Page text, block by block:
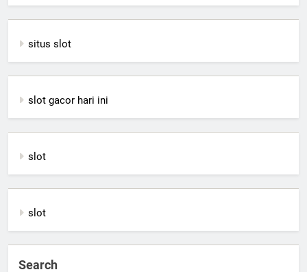
situs slot
slot gacor hari ini
slot
slot
Search